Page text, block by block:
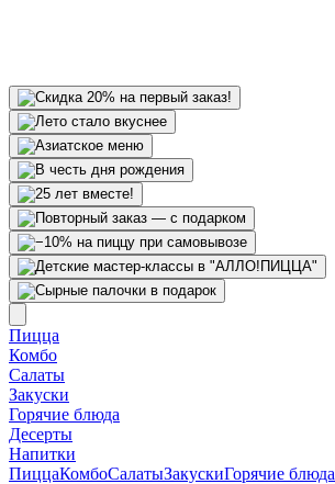
Пицца
Комбо
Салаты
Закуски
Горячие блюда
Десерты
Напитки
ПиццаКомбоСалатыЗакускиГорячие блюда